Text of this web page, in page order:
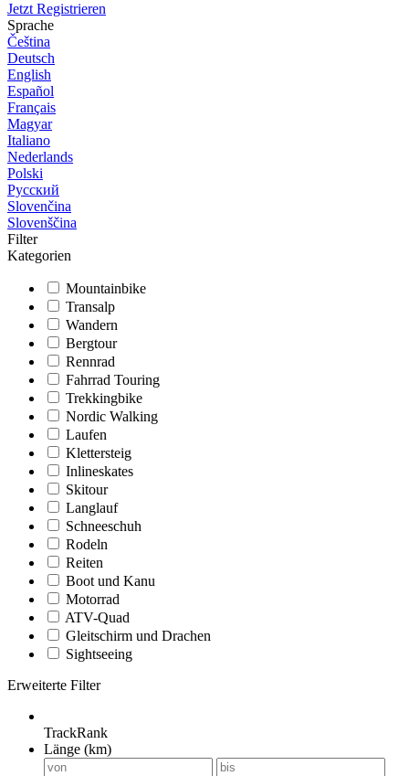
Jetzt Registrieren
Sprache
Čeština
Deutsch
English
Español
Français
Magyar
Italiano
Nederlands
Polski
Русский
Slovenčina
Slovenščina
Filter
Kategorien
Mountainbike
Transalp
Wandern
Bergtour
Rennrad
Fahrrad Touring
Trekkingbike
Nordic Walking
Laufen
Klettersteig
Inlineskates
Skitour
Langlauf
Schneeschuh
Rodeln
Reiten
Boot und Kanu
Motorrad
ATV-Quad
Gleitschirm und Drachen
Sightseeing
Erweiterte Filter
TrackRank
Länge (km)